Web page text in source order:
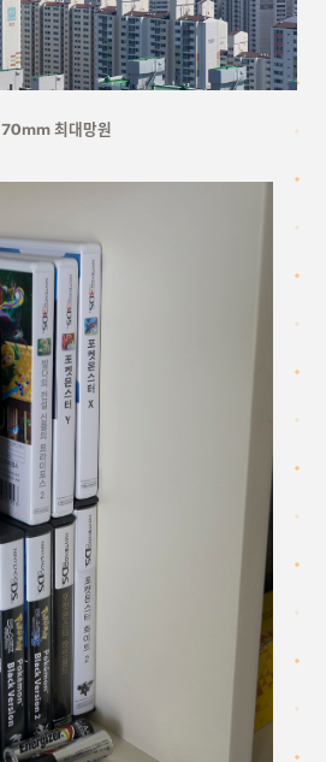
70mm 최대망원